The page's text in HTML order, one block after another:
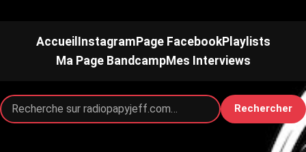
Accueil InstagramPage FacebookPlaylists
Ma Page BandcampMes Interviews
Rechercher